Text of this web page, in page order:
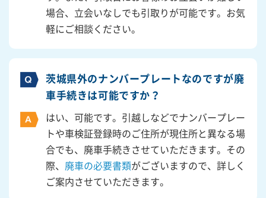
場合、立会いなしでも引取りが可能です。お気
軽にご相談ください。
茨城県外のナンバープレートなのですが廃
車手続きは可能ですか？
はい、可能です。引越しなどでナンバープレー
トや車検証登録時のご住所が現住所と異なる場
合でも、廃車手続きさせていただきます。その
際、 廃車の必要書類がございますので、詳しく
ご案内させていただきます。